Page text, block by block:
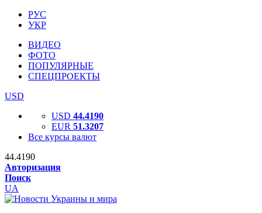
РУС
УКР
ВИДЕО
ФОТО
ПОПУЛЯРНЫЕ
СПЕЦПРОЕКТЫ
USD
USD 44.4190
EUR 51.3207
Все курсы валют
44.4190
Авторизация
Поиск
UA